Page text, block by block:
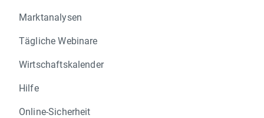
Marktanalysen
Tägliche Webinare
Wirtschaftskalender
Hilfe
Online-Sicherheit